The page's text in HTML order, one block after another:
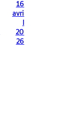
16
avri
20
26